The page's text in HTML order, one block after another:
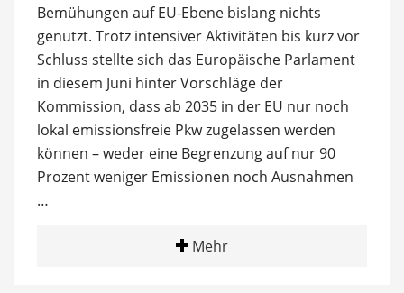
Bemühungen auf EU-Ebene bislang nichts
genutzt. Trotz intensiver Aktivitäten bis kurz vor
Schluss stellte sich das Europäische Parlament
in diesem Juni hinter Vorschläge der
Kommission, dass ab 2035 in der EU nur noch
lokal emissionsfreie Pkw zugelassen werden
können – weder eine Begrenzung auf nur 90
Prozent weniger Emissionen noch Ausnahmen
…
Mehr